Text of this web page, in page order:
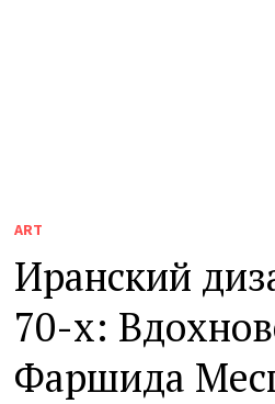
ART
Иранский
70-х:
Фаршида